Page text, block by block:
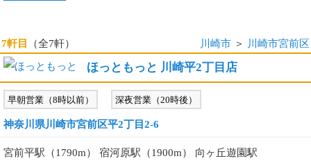
7軒目 （全7軒） 川崎市 ＞ 川崎市宮前区
ほっともっと 川崎平2丁目店
早朝営業（8時以前） 深夜営業（20時後）
神奈川県川崎市宮前区平2丁目2-6
宮前平駅（1790m） 宿河原駅（1900m） 向ヶ丘遊園駅